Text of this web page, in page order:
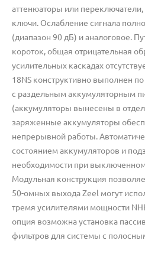
аттенюаторы или
ключи. Ослабление сигнала
(диапазон 90 дБ) и аналоговое.
короток, общая отрицательная
усилительных каскадах
18NS конструктивно выполнен
с раздельным аккумуляторным
(аккумуляторы вынесены в
заряженные аккумуляторы
непрерывной работы.
состоянием аккумуляторов и
необходимости при
Модульная конструкция
50-омных выхода Zeel могут
тремя усилителями мощности
опция возможна установка
фильтров для системы с